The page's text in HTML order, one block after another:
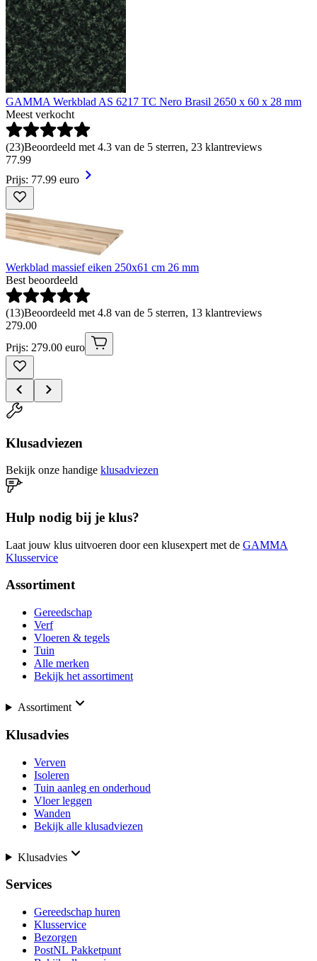
GAMMA Werkblad AS 6217 TC Nero Brasil 2650 x 60 x 28 mm
Meest verkocht
(23)Beoordeeld met 4.3 van de 5 sterren, 23 klantreviews
77.99
Prijs: 77.99 euro
Werkblad massief eiken 250x61 cm 26 mm
Best beoordeeld
(13)Beoordeeld met 4.8 van de 5 sterren, 13 klantreviews
279.00
Prijs: 279.00 euro
Klusadviezen
Bekijk onze handige klusadviezen
Hulp nodig bij je klus?
Laat jouw klus uitvoeren door een klusexpert met de GAMMA
Klusservice
Assortiment
Gereedschap
Verf
Vloeren & tegels
Tuin
Alle merken
Bekijk het assortiment
Assortiment
Klusadvies
Verven
Isoleren
Tuin aanleg en onderhoud
Vloer leggen
Wanden
Bekijk alle klusadviezen
Klusadvies
Services
Gereedschap huren
Klusservice
Bezorgen
PostNL Pakketpunt